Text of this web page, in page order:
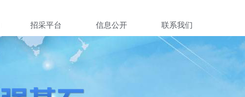
招采平台 信息公开 联系我们